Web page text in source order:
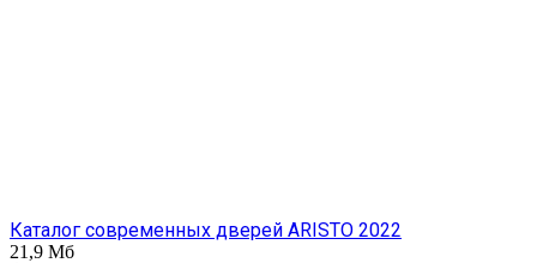
Каталог современных дверей ARISTO 2022
21,9 Мб